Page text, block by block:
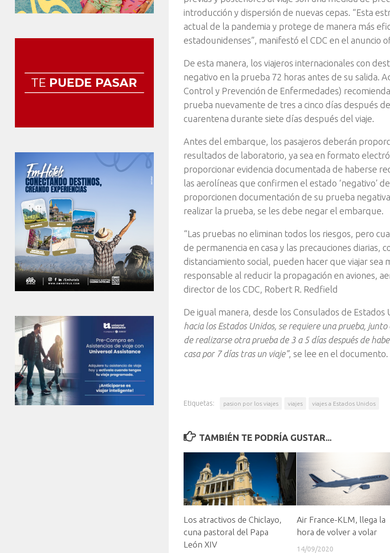
introducción y dispersión de nuevas cepas. “Esta
actual de la pandemia y protege de manera más
estadounidenses”, manifestó el CDC en el anuncio
De esta manera, los viajeros internacionales con
negativo en la prueba 72 horas antes de su salida.
Control y Prevención de Enfermedades)
prueba nuevamente de tres a cinco días después
cuarentena durante siete días después del viaje.
Antes del embarque, los pasajeros deberán
resultados de laboratorio, ya sea en formato
proporcionar evidencia documentada de haberse
las aerolíneas que confirmen el estado ‘negativo’
proporcionen documentación de su prueba
realizar la prueba, se les debe negar el embarque.
“Las pruebas no eliminan todos los riesgos, pero
de permanencia en casa y las precauciones diarias,
distanciamiento social, pueden hacer que viajar sea
responsable al reducir la propagación en aviones,
director de los CDC, Robert R. Redfield
De igual manera, desde los Consulados de Estados
hacia los Estados Unidos, se requiere una prueba,
de realizarse otra prueba de 3 a 5 días después de
casa por 7 días tras un viaje”, se lee en el documento.
Etiquetas: pasion por los viajes viajes viajes a Estados Unidos
TAMBIÉN TE PODRÍA GUSTAR...
Los atractivos de Chiclayo,
cuna pastoral del Papa
León XIV
Air France-KLM, llega la
hora de volver a volar
14/09/2020